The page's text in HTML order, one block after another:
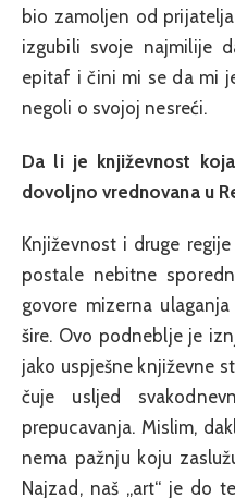
bio zamoljen od
izgubili svoje najmilije
epitaf i čini mi se da mi
negoli o svojoj nesreći.
Da li je književnost
dovoljno vrednovana u
Književnost i druge
postale nebitne
govore mizerna
šire. Ovo podneblje je
jako uspješne književne
čuje usljed
prepucavanja. Mislim,
nema pažnju koju
Najzad, naš „art“ je do